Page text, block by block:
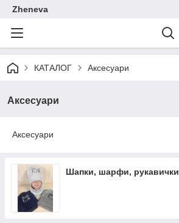
Zheneva
КАТАЛОГ Аксесуари
Аксесуари
Аксесуари
Шапки, шарфи, рукавички